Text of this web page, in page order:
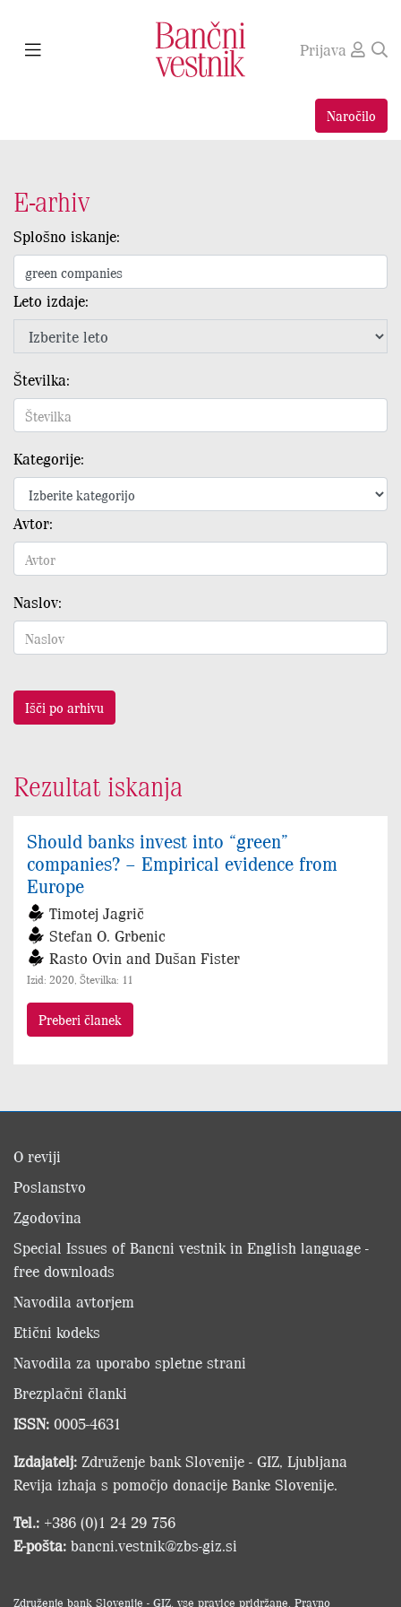
Prijava
Naročilo
E-arhiv
Splošno iskanje:
Leto izdaje:
Številka:
Kategorije:
Avtor:
Naslov:
Išči po arhivu
Rezultat iskanja
Should banks invest into “green”
companies? – Empirical evidence from
Europe
Timotej Jagrič
Stefan O. Grbenic
Rasto Ovin and Dušan Fister
Izid: 2020, Številka: 11
Preberi članek
O reviji
Poslanstvo
Zgodovina
Special Issues of Bancni vestnik in English language -
free downloads
Navodila avtorjem
Etični kodeks
Navodila za uporabo spletne strani
Brezplačni članki
ISSN: 0005-4631
Izdajatelj: Združenje bank Slovenije - GIZ, Ljubljana
Revija izhaja s pomočjo donacije Banke Slovenije.
Tel.: +386 (0)1 24 29 756
E-pošta: bancni.vestnik@zbs-giz.si
Združenje bank Slovenije - GIZ , vse pravice pridržane. Pravno